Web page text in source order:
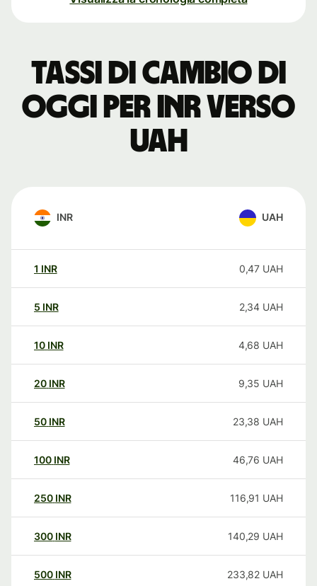
Tassi di cambio di
oggi per INR verso
UAH
INR UAH
1 INR 0,47 UAH
5 INR 2,34 UAH
10 INR 4,68 UAH
20 INR 9,35 UAH
50 INR 23,38 UAH
100 INR 46,76 UAH
250 INR 116,91 UAH
300 INR 140,29 UAH
500 INR 233,82 UAH